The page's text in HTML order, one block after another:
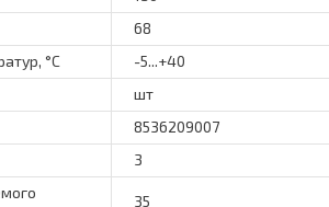
68
°C
-5...+40
шт
8536209007
3
35